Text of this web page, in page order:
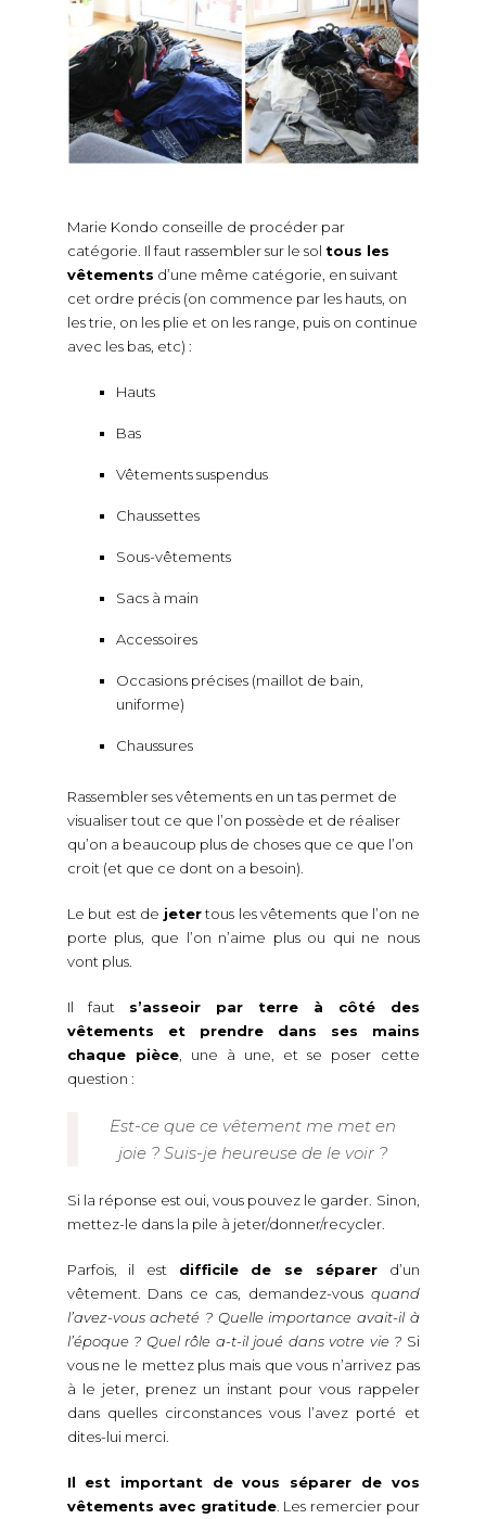
Marie Kondo conseille de procéder par
catégorie. Il faut rassembler sur le sol tous les
vêtements d’une même catégorie, en suivant
cet ordre précis (on commence par les hauts, on
les trie, on les plie et on les range, puis on continue
avec les bas, etc) :
Hauts
Bas
Vêtements suspendus
Chaussettes
Sous-vêtements
Sacs à main
Accessoires
Occasions précises (maillot de bain,
uniforme)
Chaussures
Rassembler ses vêtements en un tas permet de
visualiser tout ce que l’on possède et de réaliser
qu’on a beaucoup plus de choses que ce que l’on
croit (et que ce dont on a besoin).
Le but est de jetertous les vêtements que l’on ne
porte plus, que l’on n’aime plus ou qui ne nous
vont plus.
Il faut s’asseoir par terre à côté des
vêtements et prendre dans ses mains
chaque pièce, une à une, et se poser cette
question :
Est-ce que ce vêtement me met en
joie ? Suis-je heureuse de le voir ?
Si la réponse est oui, vous pouvez le garder. Sinon,
mettez-le dans la pile à jeter/donner/recycler.
Parfois, il est difficile de se séparerd’un
vêtement. Dans ce cas, demandez-vous quand
l’avez-vous acheté ? Quelle importance avait-il à
l’époque ? Quel rôle a-t-il joué dans votre vie ? Si
vous ne le mettez plus mais que vous n’arrivez pas
à le jeter, prenez un instant pour vous rappeler
dans quelles circonstances vous l’avez porté et
dites-lui merci.
Il est important de vous séparer de vos
vêtements avec gratitude. Les remercier pour